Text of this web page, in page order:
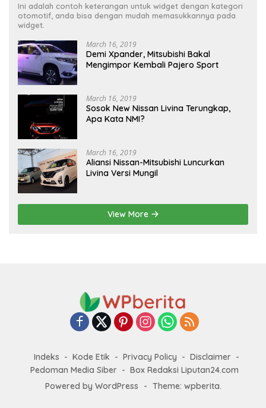
Ini adalah contoh keterangan untuk widget dengan kategori
otomotif, anda bisa dengan mudah memasukkannya pada
widget.
March 16, 2019
Demi Xpander, Mitsubishi Bakal
Mengimpor Kembali Pajero Sport
March 16, 2019
Sosok New Nissan Livina Terungkap,
Apa Kata NMI?
March 16, 2019
Aliansi Nissan-Mitsubishi Luncurkan
Livina Versi Mungil
View More
Indeks Kode Etik Privacy Policy
Disclaimer
Pedoman Media Siber
Box Redaksi Liputan24.com
Powered by WordPress
- Theme: wpberita.